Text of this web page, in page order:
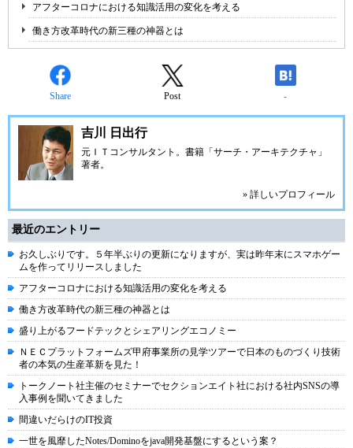
アフターコロナにおける知識活用の変化を考える
働き方改革時代の新三種の神器とは
Share Post -
吉川 日出行
元ＩＴコンサルタント。書籍「サーチ・アーキテクチャ」
著者。
» 詳しいプロフィール
最近のエントリー
お久しぶりです。５年半ぶりの更新になりますが、実は昨年末にスマホゲー
ムを作ってリリースしました
アフターコロナにおける知識活用の変化を考える
働き方改革時代の新三種の神器とは
盛り上がるフードテックとシェアリングエコノミー
ＮＥＣプラットフォームズ甲府事業所の見学ツアーで日本のものづくり技術
者の本気の生産革新を見た！
トークノート社主催のセミナーでセクションエイト社における社内SNSの導
入事例を聞いてきました
間違いだらけのIT投資
一世を風靡したNotes/Dominoをjava開発基盤にするという案？